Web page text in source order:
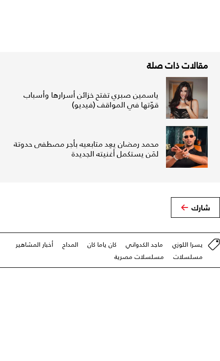
مقالات ذات صلة
ياسمين صبري تفتح خزائن أسرارها وأسباب
قوّتها في المواقف (فيديو)
محمد رمضان يعِد متابعيه بأجر مصطفى حدوتة
لمَن يستكمل أغنيته الجديدة
شارك
يسرا اللوزي ماجد الكدواني كان ياما كان المداح
أخبار المشاهير
مسلسلات
مسلسلات مصرية